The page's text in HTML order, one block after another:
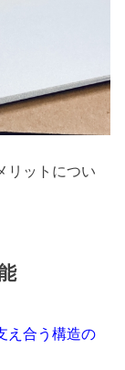
リットについ
え合う構造の